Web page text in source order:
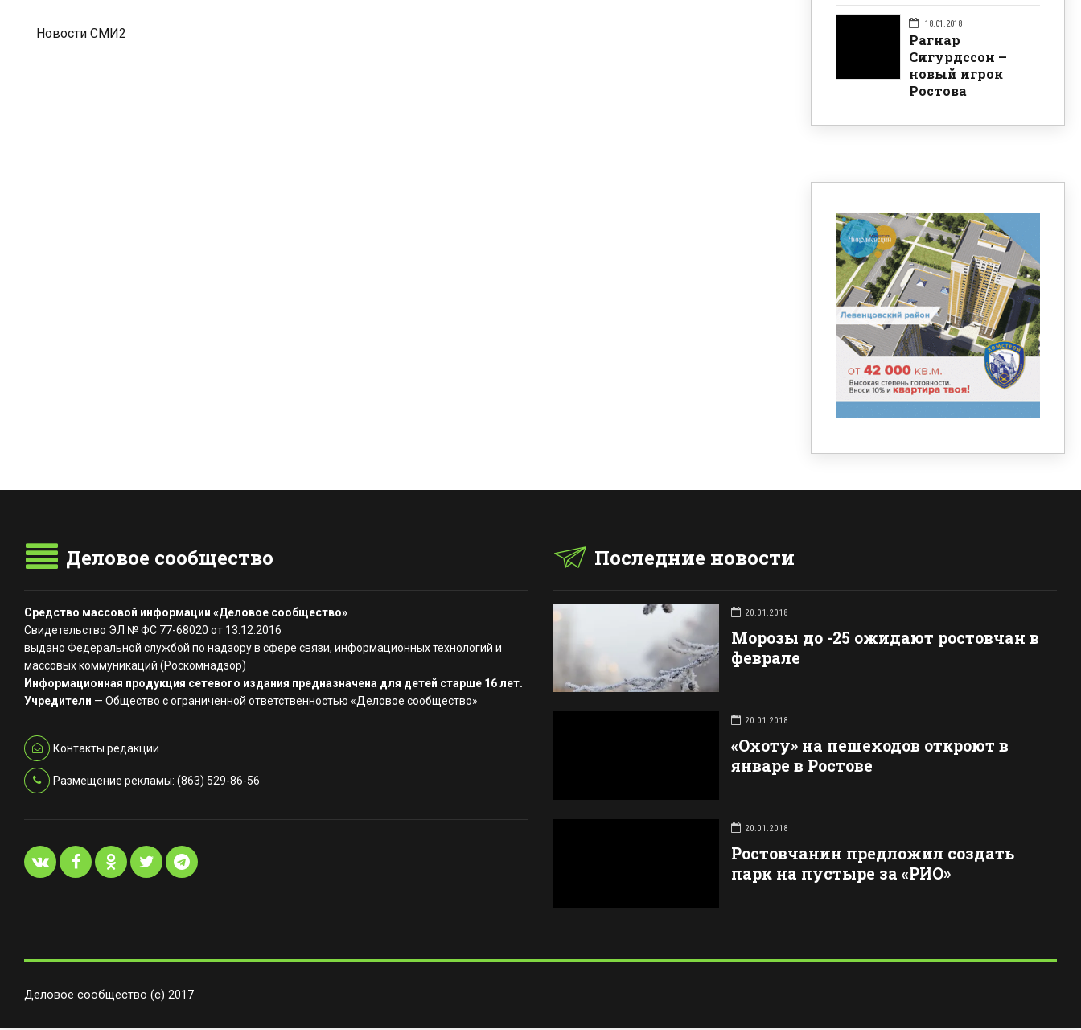
Новости СМИ2
18.01.2018
Рагнар
Сигурдссон –
новый игрок
Ростова
Деловое сообщество
Средство массовой информации «Деловое сообщество»
Свидетельство ЭЛ № ФС 77-68020 от 13.12.2016
выдано Федеральной службой по надзору в сфере связи, информационных технологий и
массовых коммуникаций (Роскомнадзор)
Информационная продукция сетевого издания предназначена для детей старше 16 лет.
Учредители — Общество с ограниченной ответственностью «Деловое сообщество»
Контакты редакции
Размещение рекламы: (863) 529-86-56
Последние новости
20.01.2018
Морозы до -25 ожидают ростовчан в
феврале
20.01.2018
«Охоту» на пешеходов откроют в
январе в Ростове
20.01.2018
Ростовчанин предложил создать
парк на пустыре за «РИО»
Деловое сообщество (с) 2017